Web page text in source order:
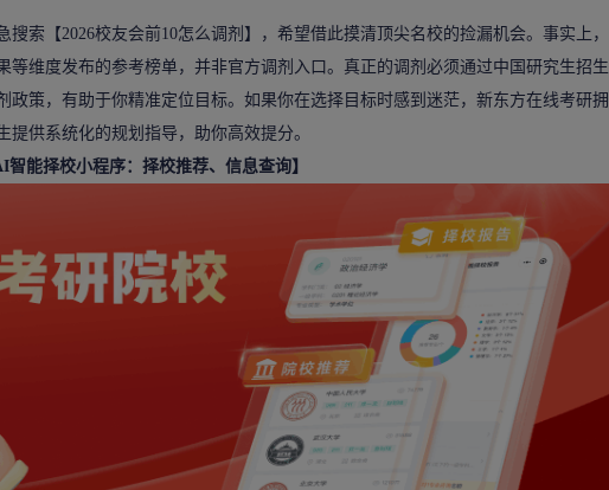
索【2026校友会前10怎么调剂】，希望借此摸清顶尖名校的捡漏机会。事实上，
维度发布的参考榜单，并非官方调剂入口。真正的调剂必须通过中国 研究生招生
策，有助于你精准定位目标。如果你在选择目标时感到迷茫， 新东方在线考研拥
供系统化的规划指导，助你高效提分。
智能择校小程序：择校推荐、信息查询】